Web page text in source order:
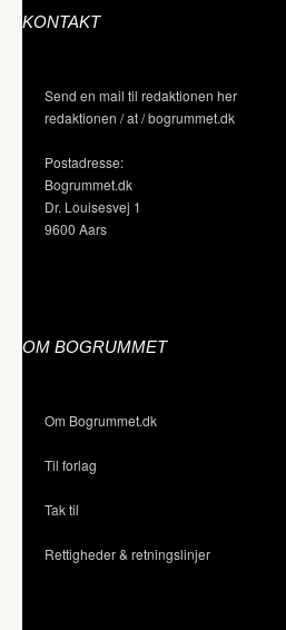
KONTAKT
Send en mail til redaktionen her
redaktionen / at / bogrummet.dk
Postadresse:
Bogrummet.dk
Dr. Louisesvej 1
9600 Aars
OM BOGRUMMET
Om Bogrummet.dk
Til forlag
Tak til
Rettigheder & retningslinjer